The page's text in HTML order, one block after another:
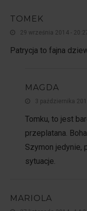
TOMEK
29 września 2014 -
Patrycja to fajna
MAGDA
3 października
Tomku, to jest
przeplatana.
Szymon jedynie,
sytuacje.
MARIOLA